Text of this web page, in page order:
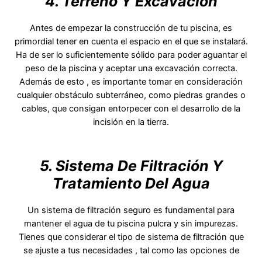
Antes de empezar la construcción de tu piscina, es
primordial tener en cuenta el espacio en el que se instalará.
Ha de ser lo suficientemente sólido para poder aguantar el
peso de la piscina y aceptar una excavación correcta.
Además de esto , es importante tomar en consideración
cualquier obstáculo subterráneo, como piedras grandes o
cables, que consigan entorpecer con el desarrollo de la
incisión en la tierra.
5. Sistema De Filtración Y
Tratamiento Del Agua
Un sistema de filtración seguro es fundamental para
mantener el agua de tu piscina pulcra y sin impurezas.
Tienes que considerar el tipo de sistema de filtración que
se ajuste a tus necesidades , tal como las opciones de